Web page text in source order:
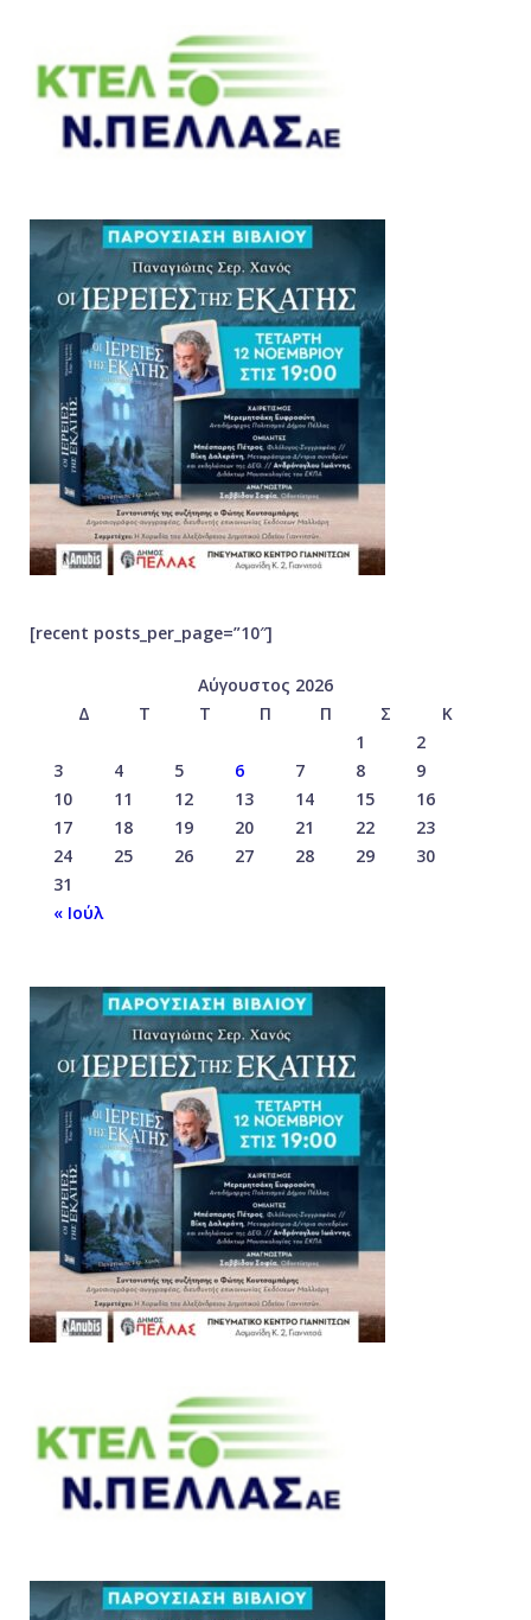
[recent posts_per_page=”10″]
Αύγουστος 2026
Δ
Τ Τ Π Π Σ
Κ
1
2
3
4 5 6 7 8
9
10
11 12 13 14 15
16
17
18 19 20 21 22
23
24
25 26 27 28 29
30
31
« Ιούλ